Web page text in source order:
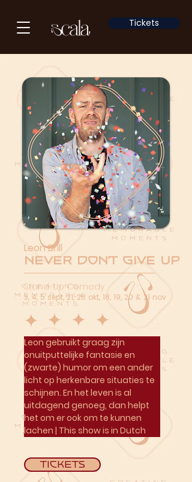
Tickets
Leon Brill
Never Don't Give Up
Stand-Up Comedy
3, 4, 5 sept, 21, 28 okt, 18, 19, 20 & 21 nov
Leon gebruikt graag zijn
onuitputtelijke fantasie en
(zwarte) humor om een ander
licht op herkenbare situaties te
schijnen. En het leven is al
uitdagend genoeg, dan helpt
het om er ook om te kunnen
lachen | This show is in Dutch
Tickets